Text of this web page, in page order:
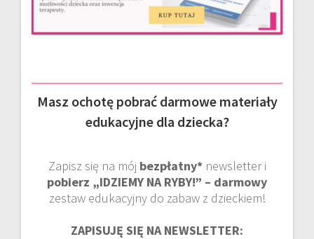
Masz ochotę pobrać darmowe materiały
edukacyjne dla dziecka?
Zapisz się na mój bezpłatny*newsletter i
pobierz „IDZIEMY NA RYBY!” – darmowy
zestaw edukacyjny do zabaw z dzieckiem!
ZAPISUJĘ SIĘ NA NEWSLETTER: